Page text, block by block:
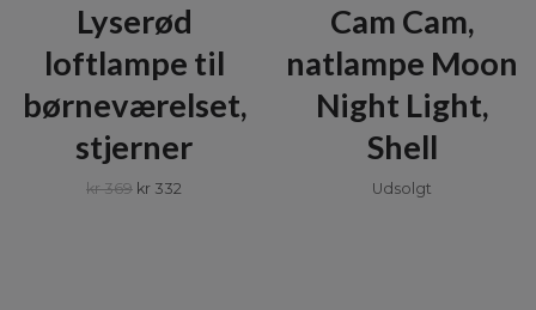
Lyserød
loftlampe til
børneværelset,
stjerner
kr 369 kr 332
Cam Cam,
natlampe Moon
Night Light,
Shell
Udsolgt